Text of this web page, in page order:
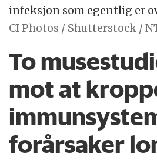
infeksjon som egentlig er
CI Photos / Shutterstock /
To
mot at
forårsaker